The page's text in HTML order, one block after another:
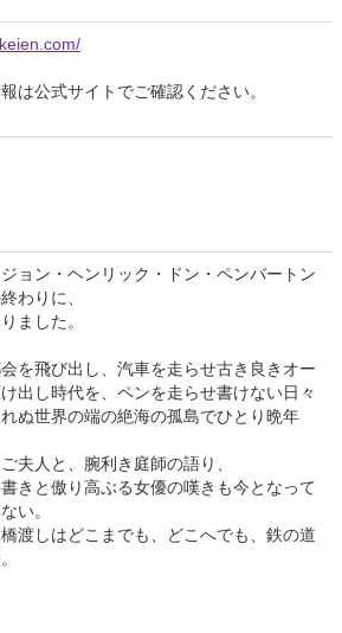
は公式サイトでご確認ください。
ョン・ヘンリック・ドン・ペンバートン
わりに、
ました。
会を飛び出し、汽車を走らせ古き良きオー
出し時代を、ペンを走らせ書けない日々
ぬ世界の端の絶海の孤島でひとり晩年
夫人と、腕利き庭師の語り、
きと傲り高ぶる女優の嘆きも今となって
い。
渡しはどこまでも、どこへでも、鉄の道